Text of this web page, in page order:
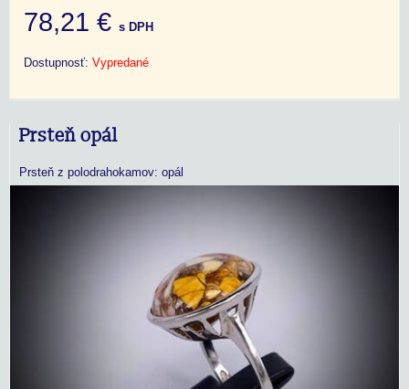
78,21 € s DPH
Dostupnosť: Vypredané
Prsteň opál
Prsteň z polodrahokamov: opál